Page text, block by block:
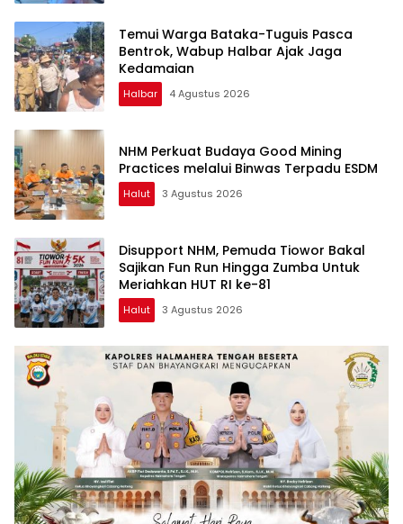
Temui Warga Bataka-Tuguis Pasca
Bentrok, Wabup Halbar Ajak Jaga
Kedamaian
Halbar 4 Agustus 2026
NHM Perkuat Budaya Good Mining
Practices melalui Binwas Terpadu ESDM
Halut 3 Agustus 2026
Disupport NHM, Pemuda Tiowor Bakal
Sajikan Fun Run Hingga Zumba Untuk
Meriahkan HUT RI ke-81
Halut 3 Agustus 2026